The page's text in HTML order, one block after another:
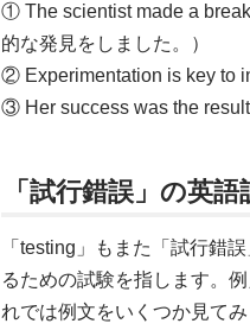
① The scientist made a
的な発見をしました。）
② Experimentation is key to
③ Her success was the
「試行錯誤」の英
「testing」もまた「試行錯
るための試験を指します。
れでは例文をいくつか見てみ